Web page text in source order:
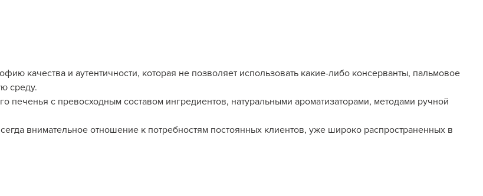
качества и аутентичности, которая не позволяет использовать какие-либо консерванты, пальмовое
среду.
печенья с превосходным составом ингредиентов, натуральными ароматизаторами, методами ручной
внимательное отношение к потребностям постоянных клиентов, уже широко распространенных в